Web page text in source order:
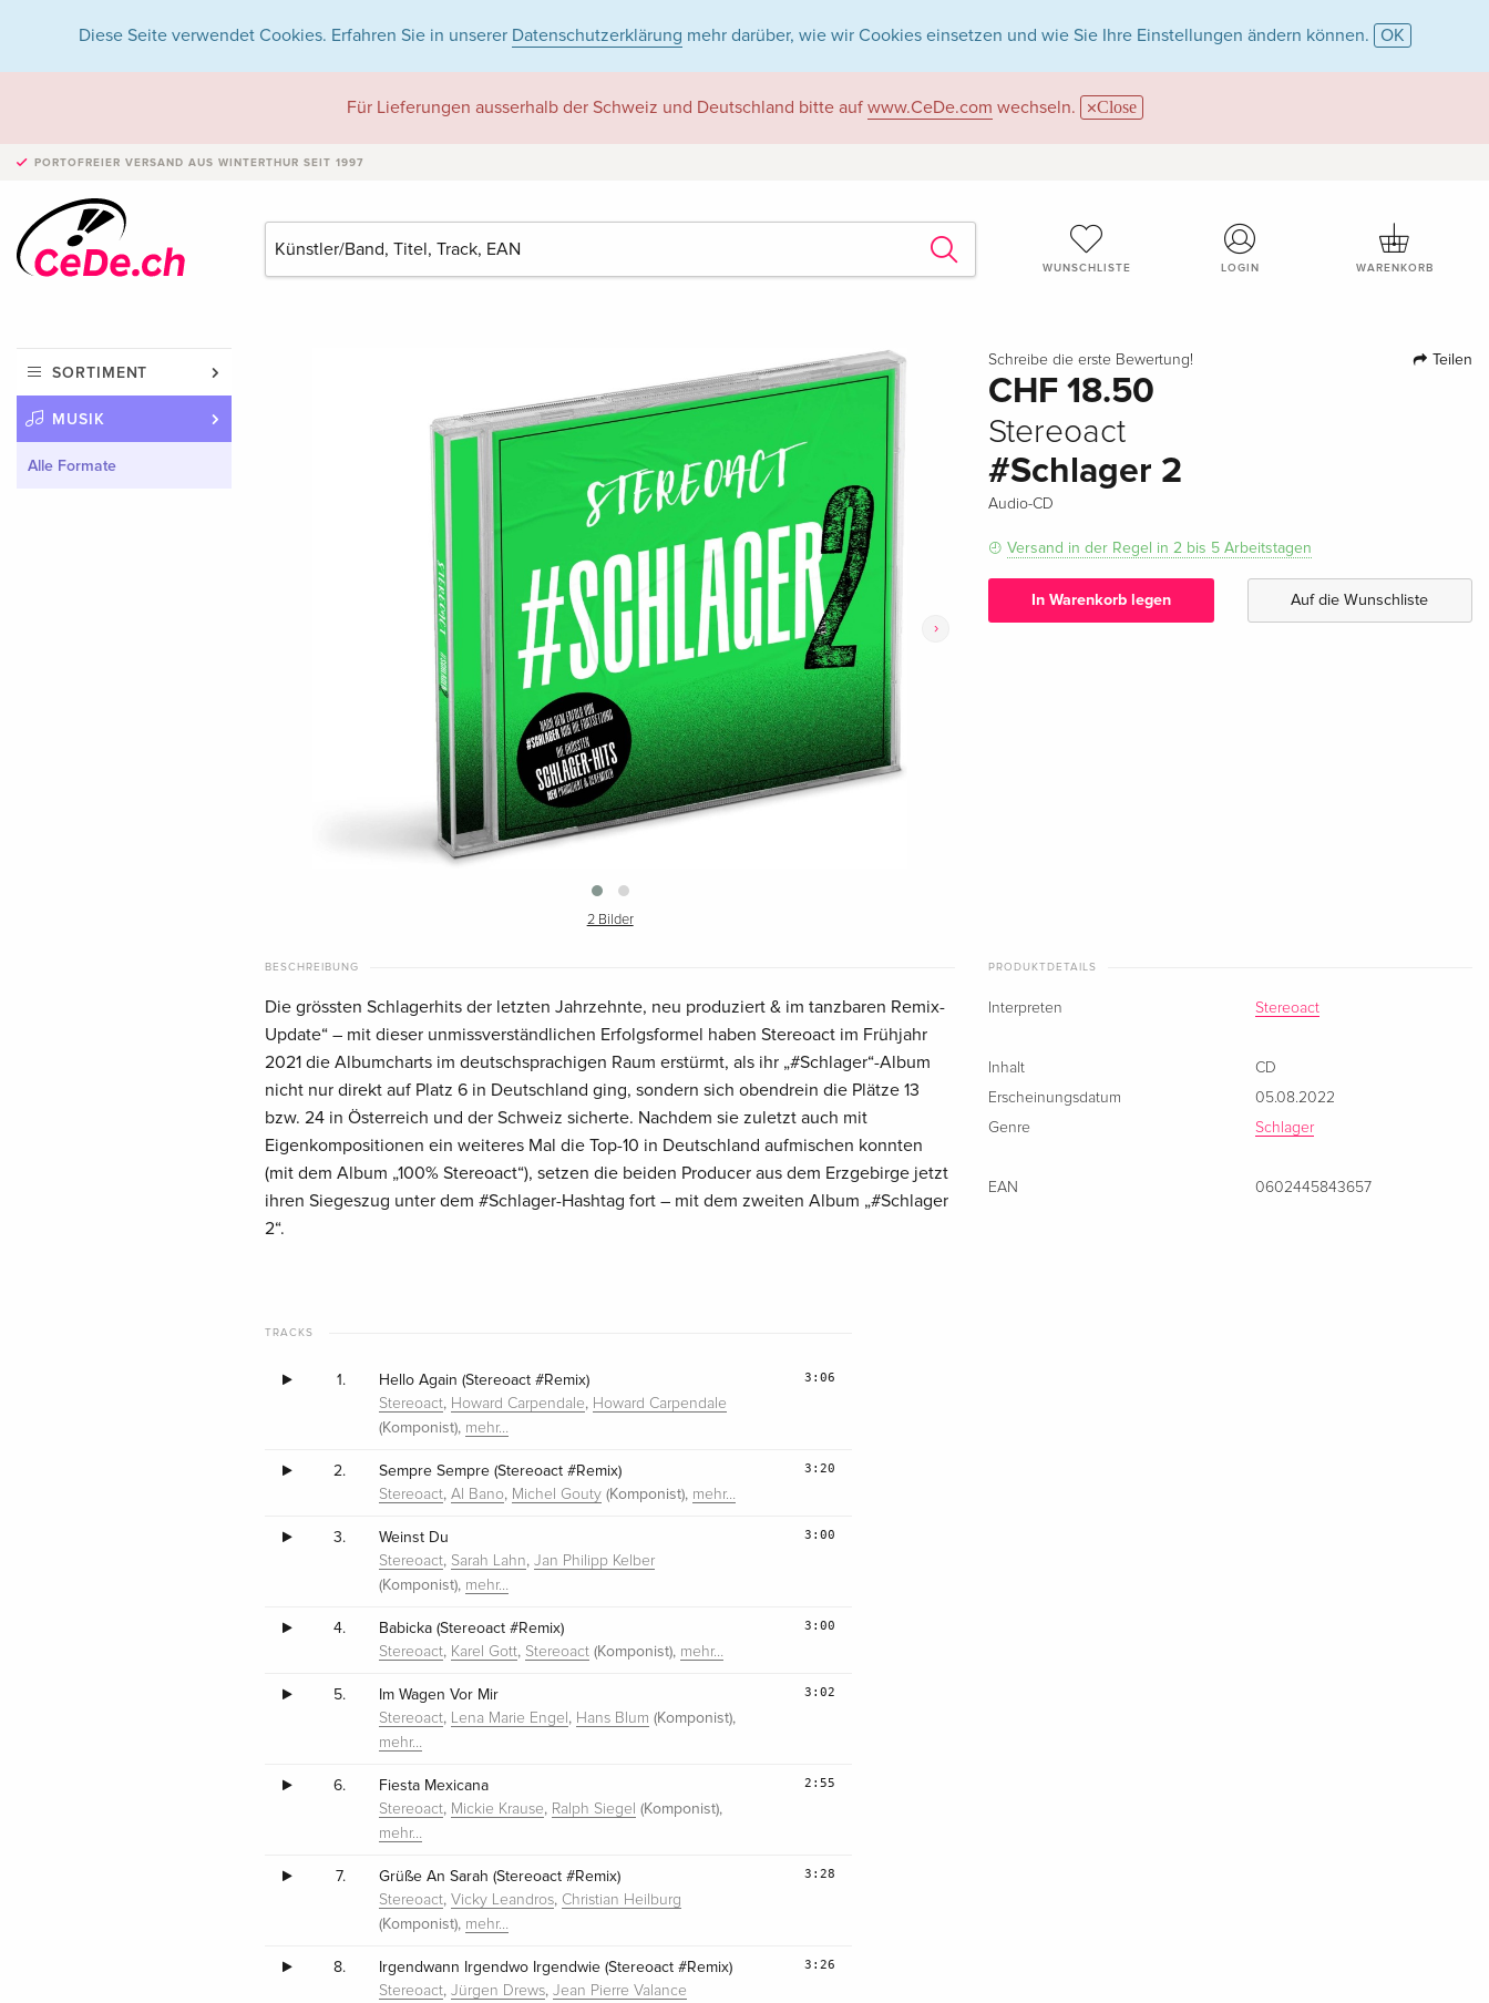
Diese Seite verwendet Cookies. Erfahren Sie in unserer Datenschutzerklärung mehr darüber, wie wir Cookies einsetzen und wie Sie Ihre Einstellungen ändern können. OK
Für Lieferungen ausserhalb der Schweiz und Deutschland bitte auf www.CeDe.com wechseln. Close
PORTOFREIER VERSAND AUS WINTERTHUR SEIT 1997
WUNSCHLISTE LOGIN WARENKORB
SORTIMENT
MUSIK
Alle Formate
›
2 Bilder
Schreibe die erste Bewertung! Teilen
CHF 18.50
Stereoact
#Schlager 2
Audio-CD
Versand in der Regel in 2 bis 5 Arbeitstagen
In Warenkorb legen Auf die Wunschliste
BESCHREIBUNG
Die grössten Schlagerhits der letzten Jahrzehnte, neu produziert & im tanzbaren Remix-
Update“ – mit dieser unmissverständlichen Erfolgsformel haben Stereoact im Frühjahr
2021 die Albumcharts im deutschsprachigen Raum erstürmt, als ihr „#Schlager“-Album
nicht nur direkt auf Platz 6 in Deutschland ging, sondern sich obendrein die Plätze 13
bzw. 24 in Österreich und der Schweiz sicherte. Nachdem sie zuletzt auch mit
Eigenkompositionen ein weiteres Mal die Top-10 in Deutschland aufmischen konnten
(mit dem Album „100% Stereoact“), setzen die beiden Producer aus dem Erzgebirge jetzt
ihren Siegeszug unter dem #Schlager-Hashtag fort – mit dem zweiten Album „#Schlager
2“.
PRODUKTDETAILS
Interpreten Stereoact
Inhalt
CD
Erscheinungsdatum
05.08.2022
Genre
Schlager
EAN 0602445843657
TRACKS
1. Hello Again (Stereoact #Remix)
Stereoact, Howard Carpendale, Howard Carpendale
(Komponist), mehr…
3:06
2. Sempre Sempre (Stereoact #Remix)
Stereoact,Al Bano, Michel Gouty (Komponist), mehr…
3:20
3. Weinst Du
Stereoact, Sarah Lahn,Jan Philipp Kelber
(Komponist), mehr…
3:00
4. Babicka (Stereoact #Remix)
Stereoact, Karel Gott, Stereoact (Komponist), mehr…
3:00
5. Im Wagen Vor Mir
Stereoact, Lena Marie Engel , Hans Blum (Komponist),
mehr…
3:02
6. Fiesta Mexicana
Stereoact, Mickie Krause, Ralph Siegel (Komponist),
mehr…
2:55
7. Grüße An Sarah (Stereoact #Remix)
Stereoact,Vicky Leandros, Christian Heilburg
(Komponist), mehr…
3:28
8. Irgendwann Irgendwo Irgendwie (Stereoact #Remix)
Stereoact,Jürgen Drews,Jean Pierre Valance
3:26